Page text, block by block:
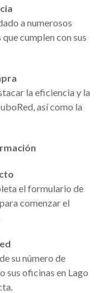
a numerosos
cumplen con sus
la eficiencia y la
así como la
el formulario de
comenzar el
su número de
sus oficinas en Lago